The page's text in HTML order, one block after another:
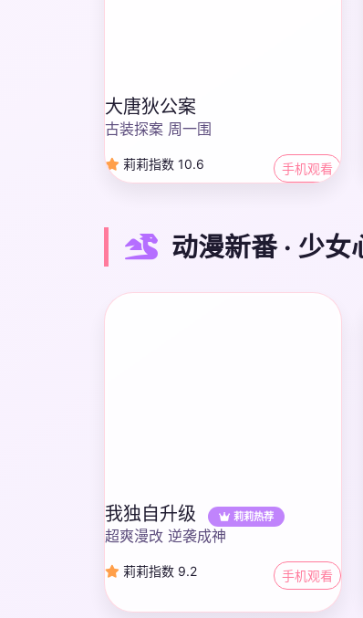
大唐狄公案
古装探案 周一围
莉莉指数 10.6 手机观看
动漫新番 · 少女
我独自升级 莉莉热荐
超爽漫改 逆袭成神
莉莉指数 9.2 手机观看